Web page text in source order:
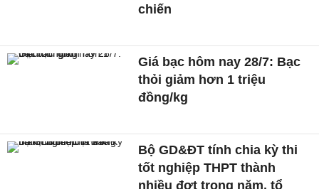
chiến
Giá bạc hôm nay 28/7: Bạc
thỏi giảm hơn 1 triệu
đồng/kg
Bộ GD&ĐT tính chia kỳ thi
tốt nghiệp THPT thành
nhiều đợt trong năm, tổ